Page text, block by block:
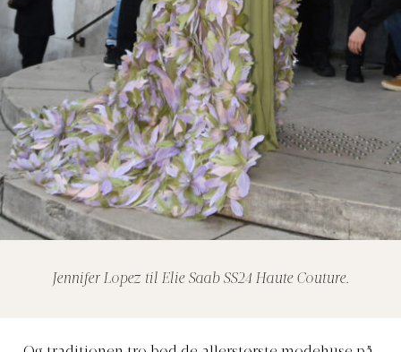
Jennifer Lopez til Elie Saab SS24 Haute Couture.